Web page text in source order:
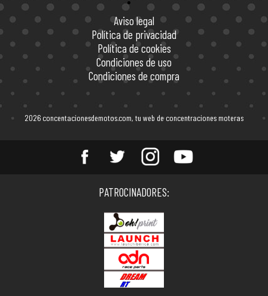
Aviso legal
Política de privacidad
Política de cookies
Condiciones de uso
Condiciones de compra
2026 concentacionesdemotos.com, tu web de concentraciones moteras
PATROCINADORES:
concentraciones de motos en
España